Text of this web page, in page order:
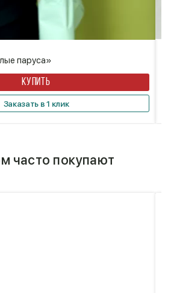
паруса»
КУПИТЬ
Заказать в 1 клик
часто покупают